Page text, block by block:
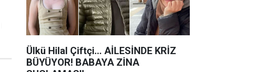
Ülkü Hilal Çiftçi… AİLESİNDE KRİZ
BÜYÜYOR! BABAYA ZİNA